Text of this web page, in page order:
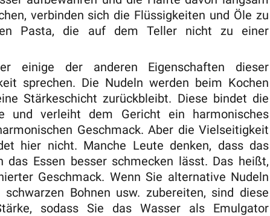
verbinden sich die Flüssigkeiten und Öle zu
Pasta, die auf dem Teller nicht zu einer
einige der anderen Eigenschaften dieser
sprechen. Die Nudeln werden beim Kochen
Stärkeschicht zurückbleibt. Diese bindet die
und verleiht dem Gericht ein harmonisches
Geschmack. Aber die Vielseitigkeit
hier nicht. Manche Leute denken, dass das
das Essen besser schmecken lässt. Das heißt,
Geschmack. Wenn Sie alternative Nudeln
Bohnen usw. zubereiten, sind diese
sodass Sie das Wasser als Emulgator